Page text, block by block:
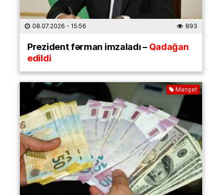
08.07.2026 - 15:56 893
Prezident fərman imzaladı –Qadağan
edildi
Manşet